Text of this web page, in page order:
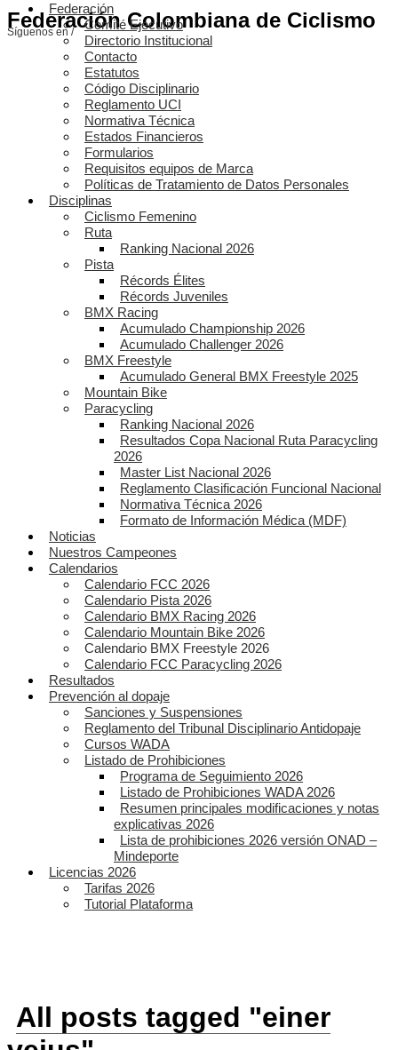
Federación Colombiana de Ciclismo
Síguenos en /
Federación
Comité Ejecutivo
Directorio Institucional
Contacto
Estatutos
Código Disciplinario
Reglamento UCI
Normativa Técnica
Estados Financieros
Formularios
Requisitos equipos de Marca
Políticas de Tratamiento de Datos Personales
Disciplinas
Ciclismo Femenino
Ruta
Ranking Nacional 2026
Pista
Récords Élites
Récords Juveniles
BMX Racing
Acumulado Championship 2026
Acumulado Challenger 2026
BMX Freestyle
Acumulado General BMX Freestyle 2025
Mountain Bike
Paracycling
Ranking Nacional 2026
Resultados Copa Nacional Ruta Paracycling
2026
Master List Nacional 2026
Reglamento Clasificación Funcional Nacional
Normativa Técnica 2026
Formato de Información Médica (MDF)
Noticias
Nuestros Campeones
Calendarios
Calendario FCC 2026
Calendario Pista 2026
Calendario BMX Racing 2026
Calendario Mountain Bike 2026
Calendario BMX Freestyle 2026
Calendario FCC Paracycling 2026
Resultados
Prevención al dopaje
Sanciones y Suspensiones
Reglamento del Tribunal Disciplinario Antidopaje
Cursos WADA
Listado de Prohibiciones
Programa de Seguimiento 2026
Listado de Prohibiciones WADA 2026
Resumen principales modificaciones y notas
explicativas 2026
Lista de prohibiciones 2026 versión ONAD –
Mindeporte
Licencias 2026
Tarifas 2026
Tutorial Plataforma
All posts tagged "einer